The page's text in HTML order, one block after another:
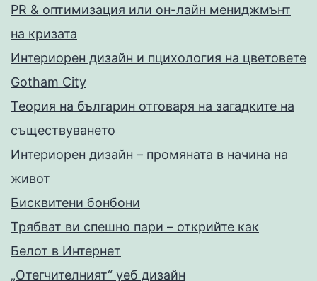
PR & оптимизация или он-лайн мениджмънт
на кризата
Интериорен дизайн и пцихология на цветовете
Gotham City
Теория на българин отговаря на загадките на
съществуването
Интериорен дизайн – промяната в начина на
живот
Бисквитени бонбони
Трябват ви спешно пари – открийте как
Белот в Интернет
„Отегчителният“ уеб дизайн